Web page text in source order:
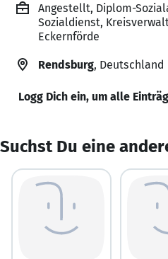
Angestellt, Diplom-
Sozialdienst,
Eckernförde
Rendsburg, Deutschland
Logg Dich ein, um alle
Suchst Du eine